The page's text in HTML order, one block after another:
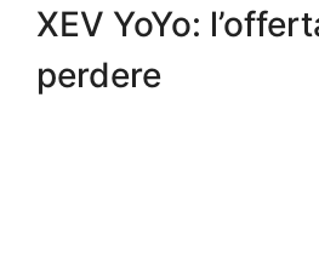
XEV YoYo:
perdere